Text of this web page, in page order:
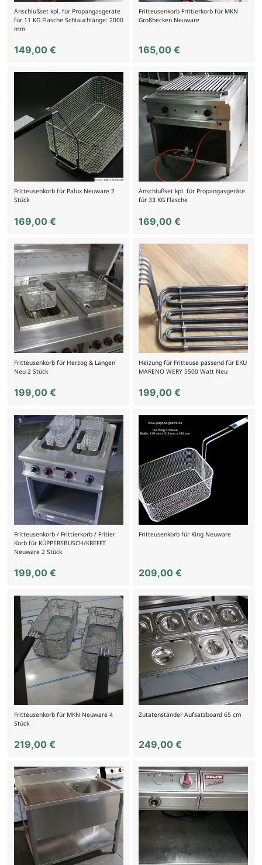
Anschlußset kpl. für Propangasgeräte
für 11 KG Flasche Schlauchlänge: 2000
mm
149,00 €
Fritteusenkorb Frittierkorb für MKN
Großbecken Neuware
165,00€
Fritteusenkorb für Palux Neuware 2
Stück
169,00 €
Anschlußset kpl. für Propangasgeräte
für 33 KG Flasche
169,00€
Fritteusenkorb für Herzog & Langen
Neu 2 Stück
199,00 €
Heizung für Fritteuse passend für EKU
MARENO WERY 5500 Watt Neu
199,00€
Fritteusenkorb / Frittierkorb / Fritier
Korb für KÜPPERSBUSCH/KREFFT
Neuware 2 Stück
199,00 €
Fritteusenkorb für King Neuware
209,00€
Fritteusenkorb für MKN Neuware 4
Stück
219,00 €
Zutatenständer Aufsatzboard 65 cm
249,00€